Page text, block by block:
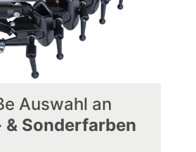
Auswahl an
& Sonderfarben